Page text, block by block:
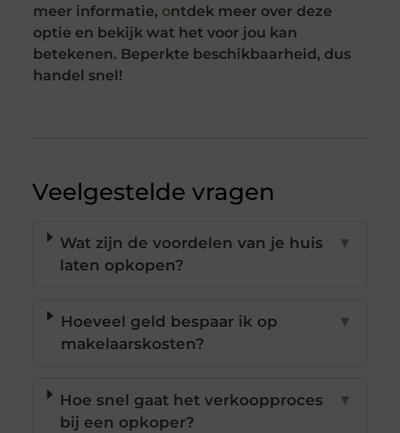
meer informatie, ontdek meer over deze
optie en bekijk wat het voor jou kan
betekenen. Beperkte beschikbaarheid, dus
handel snel!
Veelgestelde vragen
Wat zijn de voordelen van je huis
laten opkopen?
▼
Hoeveel geld bespaar ik op
makelaarskosten?
▼
Hoe snel gaat het verkoopproces
bij een opkoper?
▼